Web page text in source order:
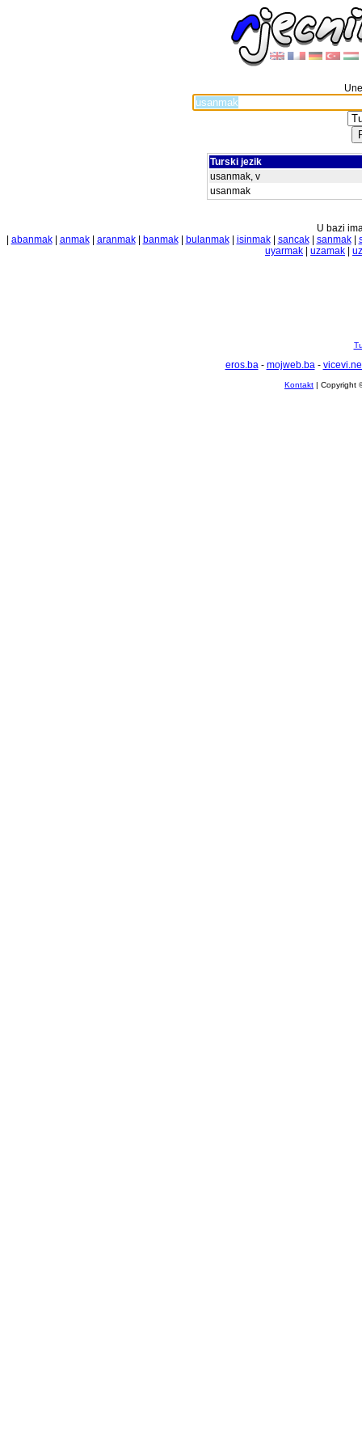
Turski jezik
usanmak, v
usanmak
U bazi
abanmak| anmak| aranmak| banmak| bulanmak| isinmak| sancak| sanmak|
uyarmak
uzamak
eros.ba- mojweb.ba-
Kontakt | Copyright